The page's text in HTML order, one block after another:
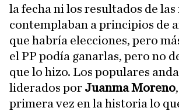
la fecha ni los resultados de las
contemplaban a principios de
que habría elecciones, pero
el PP podía ganarlas, pero no
que lo hizo. Los populares
liderados por Juanma Moreno
primera vez en la historia lo